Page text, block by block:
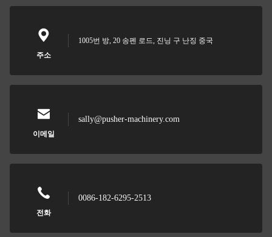
주소
1005번 방, 20 송펜 로드, 진닝 구 난징 중국
이메일
sally@pusher-machinery.com
전화
0086-182-6295-2513